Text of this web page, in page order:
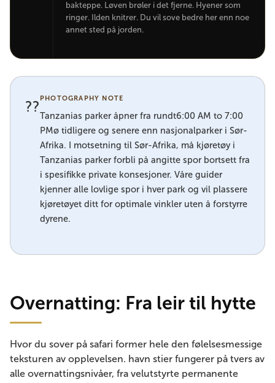
bakteppe. Løven brøler i det fjerne. Hyener som
ringer. Ilden knitrer. Du vil sove bedre her enn noe
annet sted på jorden.
?? PHOTOGRAPHY NOTE
Tanzanias parker åpner fra rundt6:00 AM to 7:00
PMø tidligere og senere enn nasjonalparker i Sør-
Afrika. I motsetning til Sør-Afrika, må kjøretøy i
Tanzanias parker forbli på angitte spor bortsett fra
i spesifikke private konsesjoner. Våre guider
kjenner alle lovlige spor i hver park og vil plassere
kjøretøyet ditt for optimale vinkler uten å forstyrre
dyrene.
Overnatting: Fra leir til hytte
Hvor du sover på safari former hele den følelsesmessige
teksturen av opplevelsen. havn stier fungerer på tvers av
alle overnattingsnivåer, fra velutstyrte permanente